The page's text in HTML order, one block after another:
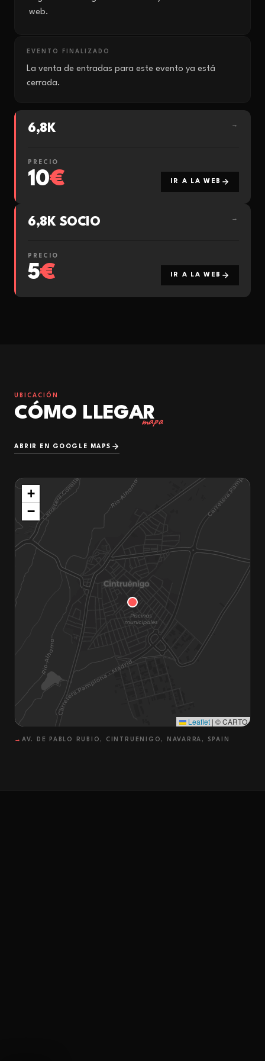
web.
EVENTO FINALIZADO
La venta de entradas para este evento ya está
cerrada.
6,8K →
PRECIO
10€ IR A LA WEB
6,8K SOCIO →
PRECIO
5€ IR A LA WEB
UBICACIÓN
CÓMO LLEGAR
mapa
ABRIR EN GOOGLE MAPS
+
−
Leaflet | © CARTO
→ AV. DE PABLO RUBIO, CINTRUENIGO, NAVARRA, SPAIN